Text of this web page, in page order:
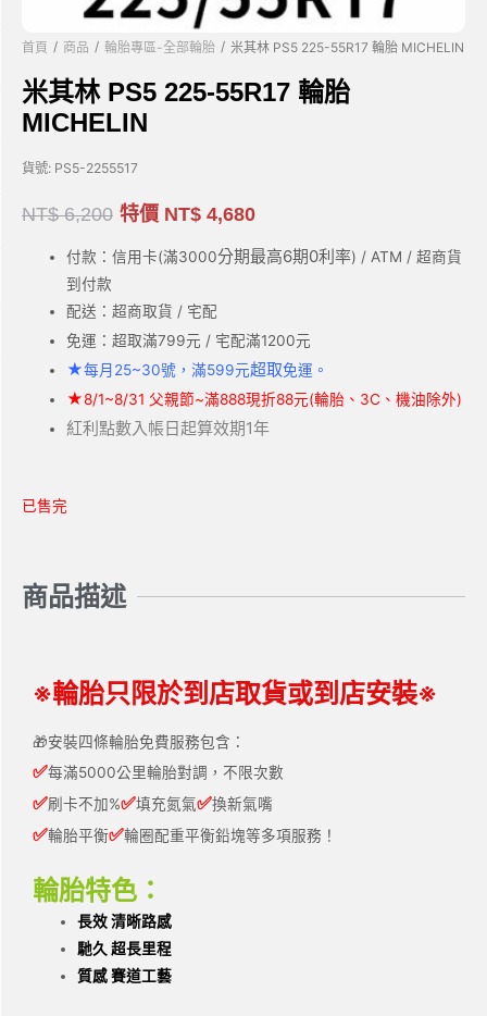
首頁 / 商品 / 輪胎專區-全部輪胎 / 米其林 PS5 225-55R17 輪胎 MICHELIN
米其林 PS5 225-55R17 輪胎
MICHELIN
貨號: PS5-2255517
NT$6,200 特價 NT$ 4,680
付款：信用卡(滿3000分期最高6期0利率) / ATM / 超商貨
到付款
配送：超商取貨 / 宅配
免運：超取滿799元 / 宅配滿1200元
★每月25~30號，滿599元超取免運。
★8/1~8/31 父親節~滿888現折88元(輪胎、3C、機油除外)
紅利點數入帳日起算效期1年
已售完
商品描述
※輪胎只限於到店取貨或到店安裝※
🎁安裝四條輪胎免費服務包含：
✅每滿5000公里輪胎對調，不限次數
✅刷卡不加%✅填充氮氣✅換新氣嘴
✅輪胎平衡✅輪圈配重平衡鉛塊等多項服務！
輪胎特色：
長效 清晰路感
馳久 超長里程
質感 賽道工藝